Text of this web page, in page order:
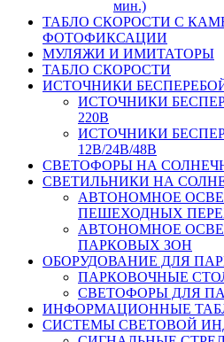
мин.)
ТАБЛО СКОРОСТИ С
ФОТОФИКСАЦИИ
МУЛЯЖИ И ИМИТАТОРЫ
ТАБЛО СКОРОСТИ
ИСТОЧНИКИ
ИСТОЧНИКИ
220В
ИСТОЧНИКИ
12В/24В/48В
СВЕТОФОРЫ НА
СВЕТИЛЬНИКИ НА
АВТОНОМНОЕ
ПЕШЕХОДНЫХ
АВТОНОМНОЕ
ПАРКОВЫХ ЗОН
ОБОРУДОВАНИЕ ДЛЯ
ПАРКОВОЧНЫЕ
СВЕТОФОРЫ ДЛЯ
ИНФОРМАЦИОННЫЕ
CИСТЕМЫ СВЕТОВОЙ